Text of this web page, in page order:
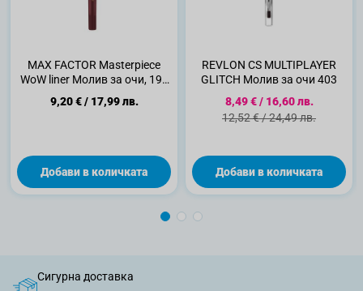
MAX FACTOR Masterpiece
WoW liner Молив за очи, 190
9,20 €/ 17,99 лв.
Добави в количката
REVLON CS MULTIPLAYER
GLITCH Молив за очи 403
Специална цена
8,49 €/ 16,60 лв.
Стандартна цена
12,52 €/24,49 лв.
Добави в количката
Сигурна доставка